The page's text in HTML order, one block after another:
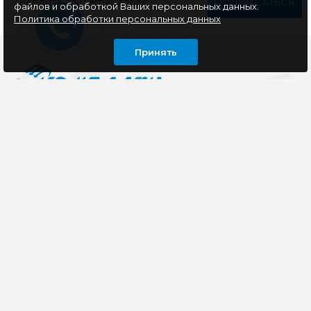
файлов и обработкой Ваших персональных данных.
Политика обработки персональных данных
Принять